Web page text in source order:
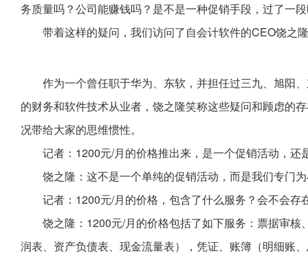
务质量吗？公司能赚钱吗？是不是一种促销手段，过了一
带着这样的疑问，我们访问了自会计软件的CEO饶之
作为一个曾任职于华为、东软，并担任过三九、旭阳
的财务和软件技术从业者，饶之隆笑称这些疑问和顾虑的
况带给大家的思维惯性。
记者：1200元/月的价格推出来，是一个促销活动，还
饶之隆：这不是一个单纯的促销活动，而是我们专门
记者：1200元/月的价格，包含了什么服务？会不会
饶之隆：1200元/月的价格包括了如下服务：票据审
润表、资产负债表、现金流量表），凭证、账簿（明细账